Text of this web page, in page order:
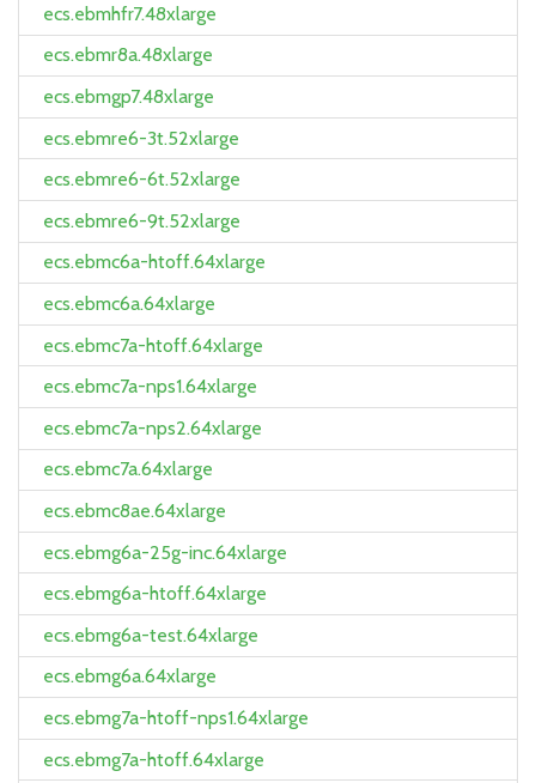
ecs.ebmhfr7.48xlarge
ecs.ebmr8a.48xlarge
ecs.ebmgp7.48xlarge
ecs.ebmre6-3t.52xlarge
ecs.ebmre6-6t.52xlarge
ecs.ebmre6-9t.52xlarge
ecs.ebmc6a-htoff.64xlarge
ecs.ebmc6a.64xlarge
ecs.ebmc7a-htoff.64xlarge
ecs.ebmc7a-nps1.64xlarge
ecs.ebmc7a-nps2.64xlarge
ecs.ebmc7a.64xlarge
ecs.ebmc8ae.64xlarge
ecs.ebmg6a-25g-inc.64xlarge
ecs.ebmg6a-htoff.64xlarge
ecs.ebmg6a-test.64xlarge
ecs.ebmg6a.64xlarge
ecs.ebmg7a-htoff-nps1.64xlarge
ecs.ebmg7a-htoff.64xlarge